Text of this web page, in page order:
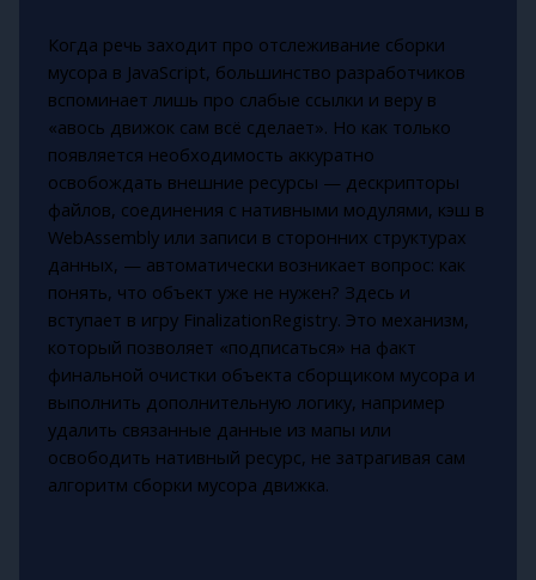
Когда речь заходит про отслеживание сборки
мусора в JavaScript, большинство разработчиков
вспоминает лишь про слабые ссылки и веру в
«авось движок сам всё сделает». Но как только
появляется необходимость аккуратно
освобождать внешние ресурсы — дескрипторы
файлов, соединения с нативными модулями, кэш в
WebAssembly или записи в сторонних структурах
данных, — автоматически возникает вопрос: как
понять, что объект уже не нужен? Здесь и
вступает в игру FinalizationRegistry. Это механизм,
который позволяет «подписаться» на факт
финальной очистки объекта сборщиком мусора и
выполнить дополнительную логику, например
удалить связанные данные из мапы или
освободить нативный ресурс, не затрагивая сам
алгоритм сборки мусора движка.